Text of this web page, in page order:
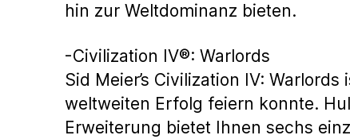
hin zur Weltdominanz bieten.
-Civilization IV®: Warlords
Sid Meier’s Civilization IV:
weltweiten Erfolg feiern konnte.
Erweiterung bietet Ihnen sechs